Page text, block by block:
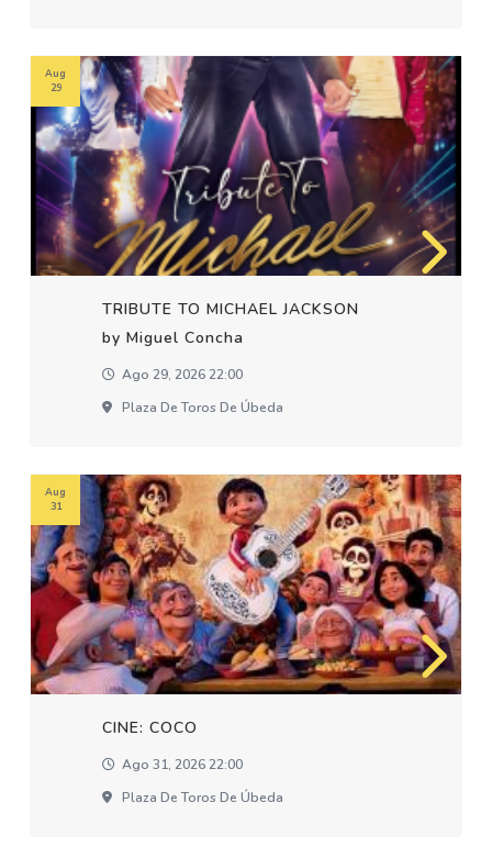
TRIBUTE TO MICHAEL JACKSON
by Miguel Concha
Ago 29, 2026 22:00
Plaza De Toros De Úbeda
Aug
29
CINE: COCO
Ago 31, 2026 22:00
Plaza De Toros De Úbeda
Aug
31